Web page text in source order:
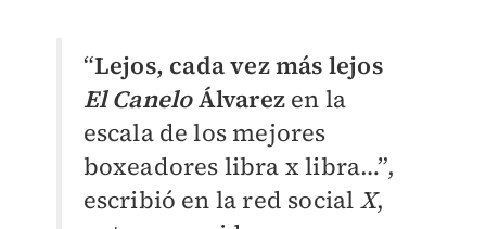
“Lejos, cada vez más lejos
El CaneloÁlvarezen la
escala de los mejores
boxeadores libra x libra…”,
escribió en la red social X,